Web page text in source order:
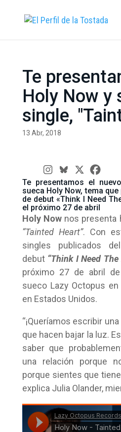
Te
Holy Now y
single,
13 Abr, 2018
Te presentamos el
sueca Holy Now, tema
de debut «Think I Need
el próximo 27 de abril
Holy Now nos presenta
“Tainted Heart”. Con
singles publicados
debut “Think I Need The
próximo 27 de abril
sueco Lazy Octopus en
en Estados Unidos.
“¡Queríamos escribir
que hacen bajar la luz.
saber que
una relación porque
porque sientes que
explica Julia Olander,